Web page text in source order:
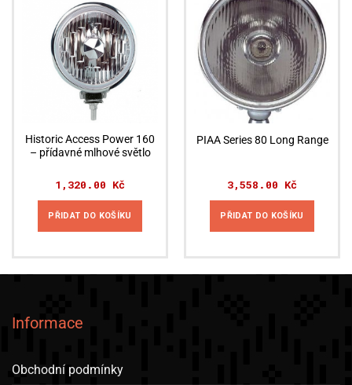
Historic Access Power 160
– přídavné mlhové světlo
1,320.00 Kč
PŘIDAT DO KOŠÍKU
PIAA Series 80 Long Range
3,558.00 Kč
PŘIDAT DO KOŠÍKU
Informace
Obchodní podmínky